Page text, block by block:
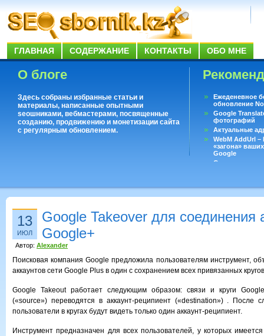
ГЛАВНАЯ СОДЕРЖАНИЕ КОНТАКТЫ ОБО МНЕ
О блоге
Здесь собраны избранные статьи и
материалы, написанные опытными
seoшниками, вебмастерами, посвященные
созданию, продвижению и монетизации сайта
с регулярным обновлением.
Ежеденевное
обновление
Google
фотографий
Актуальные
WebM AddUrl
«загона»
Google
Существует
13
ИЮЛ
Google Takeover для соединения
Google+
Автор: Alexander
Поисковая компания Google предложила пользователям инструмент,
аккаунтов сети Google Plus в один с сохранением всех привязанных
Google Takeout работает следующим образом: связи и круги
(«source») переводятся в аккаунт-реципиент («destination») . После
пользователи в кругах будут видеть только один аккаунт-реципиент.
Инструмент предназначен для всех пользователей, у которых имеется